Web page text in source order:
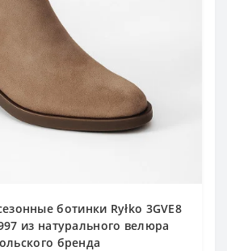
ботинки Ryłko 3GVE8
из натурального велюра
бренда